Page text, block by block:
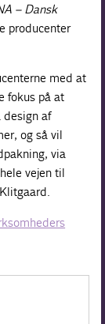
– Dansk
producenter
med at
fokus på at
design af
og så vil
via
vejen til